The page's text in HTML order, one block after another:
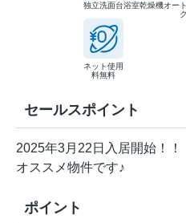
独立洗面台浴室乾燥機オー
ク
ネット使用
料無料
セールスポイント
2025年3月22日入居開始！！
オススメ物件です♪
ポイント